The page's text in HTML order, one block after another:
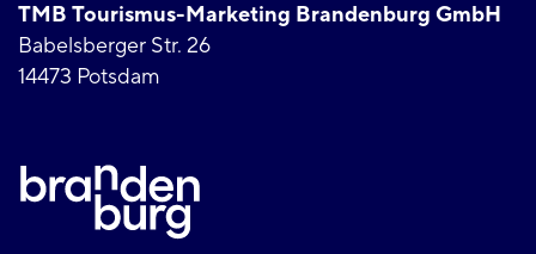
TMB Tourismus-Marketing Brandenburg GmbH
Babelsberger Str. 26
14473 Potsdam